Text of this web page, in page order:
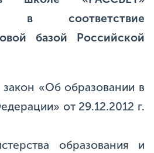
в соответствие
базой Российской
«Об образовании в
от 29.12.2012 г.
образования и